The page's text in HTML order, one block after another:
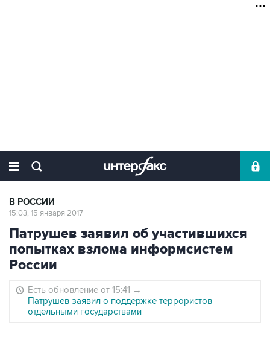
В РОССИИ
15:03, 15 января 2017
Патрушев заявил об участившихся
попытках взлома информсистем
России
Есть обновление от 15:41 →
Патрушев заявил о поддержке террористов
отдельными государствами